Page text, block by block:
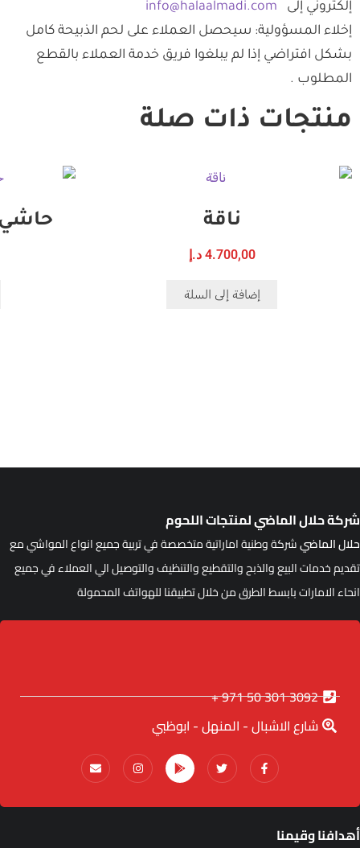
إلكتروني إلى
info@halaalmadi.com
إخلاء المسؤولية: سيحصل العملاء على لحم الذبيحة كامل
بشكل افتراضي إذا لم يبلغوا فريق خدمة العملاء بالقطع
المطلوب .
منتجات ذات صلة
ناقة
4.700,00 د.إ
إضافة إلى السلة
حاشي
حلال الماضي لمنتجات اللحوم
الماضيشركة وطنية اماراتية متخصصة في تربية جميع انواع المواشي مع
خدمات البيع والذبح والتقطيع والتنظيف والتوصيل الي العملاء في جميع
الامارات بابسط الطرق من خلال تطبيقنا للهواتف المحمولة
3092 301 50 971 +
شارع الاشبال - المنهل - ابوظبي
وقيمنا